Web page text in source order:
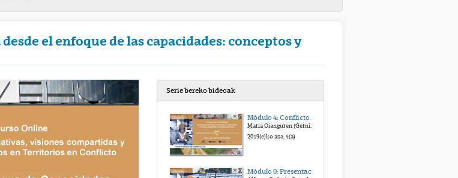
el enfoque de las capacidades: conceptos y
Serie bereko bideoak
Módulo 4: Conflictos y alternativas de vida. Apuntes para la construcción de la paz. Presentación.
María Oianguren (Gernika Gogoratuz)
2019(e)ko aza. 4(a)
Módulo 0: Presentación del Curso Online Territorios en Conflicto.